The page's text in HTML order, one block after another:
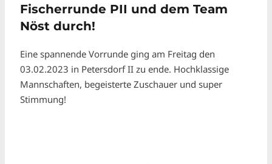
Fischerrunde PII und dem Team
Nöst durch!
Eine spannende Vorrunde ging am Freitag den
03.02.2023 in Petersdorf II zu ende. Hochklassige
Mannschaften, begeisterte Zuschauer und super
Stimmung!